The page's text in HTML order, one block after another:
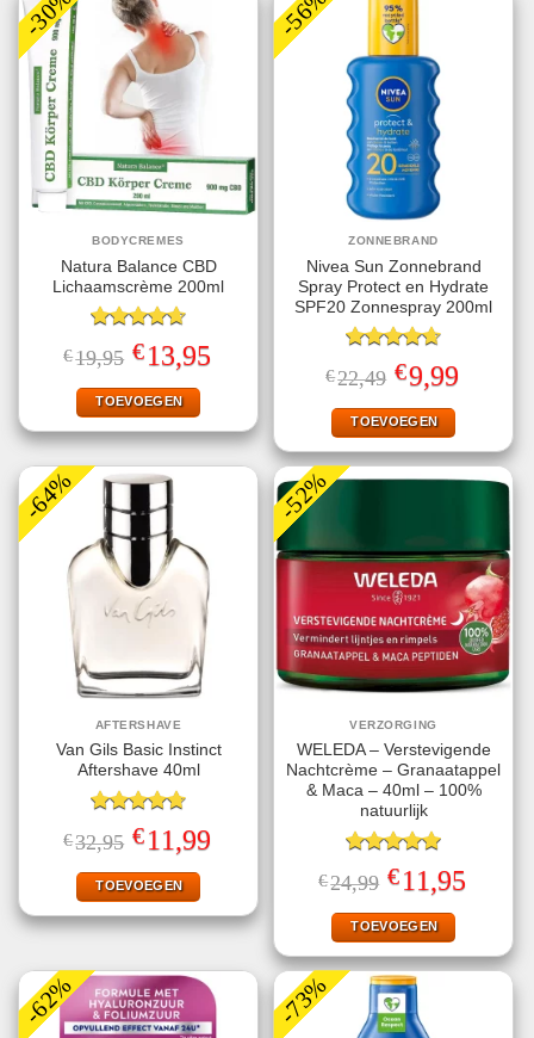
BODYCREMES
Natura Balance CBD
Lichaamscrème 200ml
Gewaardeerd
4.67uit 5
€19,95 Oorspronkelijke
prijs
was:
€19,95.
€13,95prijs
TOEVOEGEN
ZONNEBRAND
Nivea Sun Zonnebrand
Spray Protect en Hydrate
SPF20 Zonnespray 200ml
Gewaardeerd
4.67uit 5
€22,49 Oorspronkelijke
prijs
was:
€22,49.
€9,99Huidige
prijs
TOEVOEGEN
-64%
AFTERSHAVE
Van Gils Basic Instinct
Aftershave 40ml
Gewaardeerd
4.71uit 5
€32,95 Oorspronkelijke
prijs
was:
€32,95.
€11,99Huidige
prijs
TOEVOEGEN
-52%
VERZORGING
WELEDA – Verstevigende
Nachtcrème – Granaatappel
& Maca – 40ml – 100%
natuurlijk
Gewaardeerd
5.00uit 5
€24,99 Oorspronkelijke
prijs
was:
€24,99.
€11,95prijs
TOEVOEGEN
-62% -73%